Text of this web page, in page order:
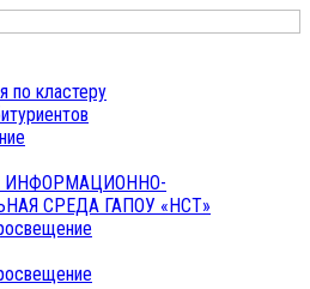
по кластеру
ИНФОРМАЦИОННО-
СРЕДА ГАПОУ «НСТ»